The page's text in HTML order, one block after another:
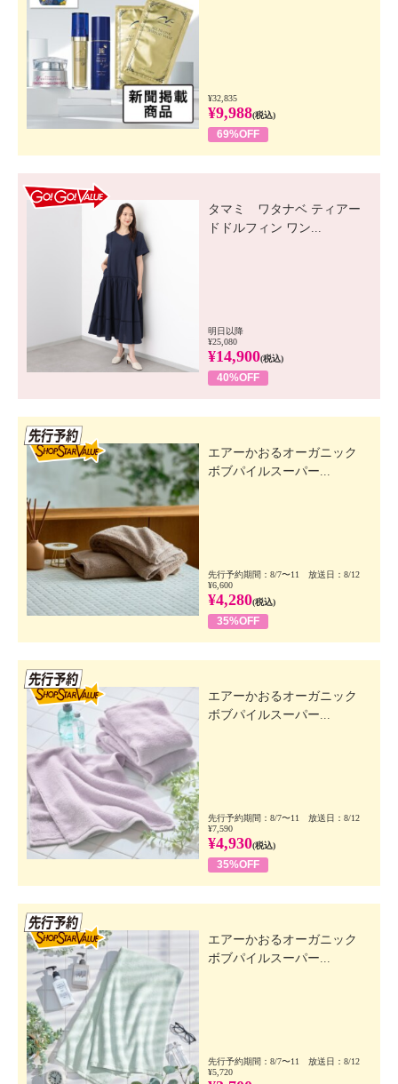
¥32,835
¥9,988(税込)
69%OFF
タマミ ワタナベ ティアー
ドドルフィン ワン...
明日以降
¥25,080
¥14,900(税込)
40%OFF
エアーかおるオーガニック
ボブパイルスーパー...
先行予約期間：8/7〜11 放送日：8/12
¥6,600
¥4,280(税込)
35%OFF
エアーかおるオーガニック
ボブパイルスーパー...
先行予約期間：8/7〜11 放送日：8/12
¥7,590
¥4,930(税込)
35%OFF
エアーかおるオーガニック
ボブパイルスーパー...
先行予約期間：8/7〜11 放送日：8/12
¥5,720